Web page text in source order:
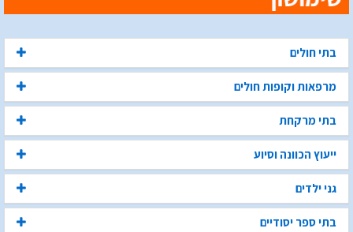
בתי חולים
מרפאות וקופות חולים
בתי מרקחת
ייעוץ הכוונה וסיוע
גני ילדים
בתי ספר יסודיים